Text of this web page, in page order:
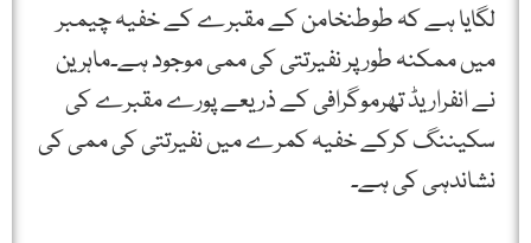
لگایا ہے کہ طوطنخامن کے مقبرے کے خفیہ چیمبر
میں ممکنہ طور پر نفیرتتی کی ممی موجود ہے۔ماہرین
نے انفراریڈ تھرموگرافی کے ذریعے پورے مقبرے کی
سکیننگ کرکے خفیہ کمرے میں نفیرتتی کی ممی کی
نشاندہی کی ہے۔